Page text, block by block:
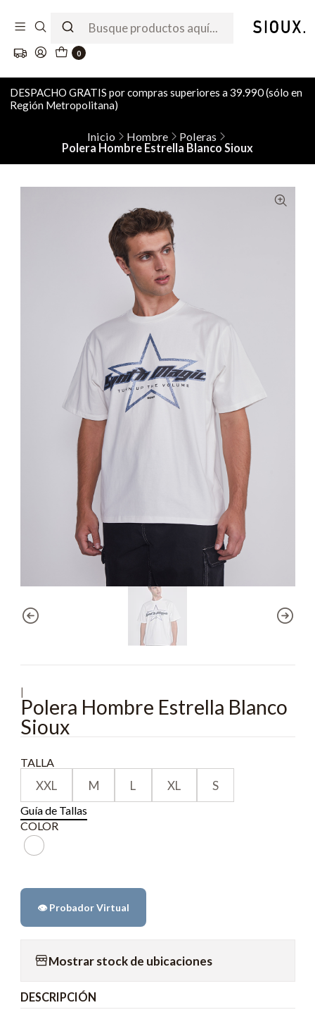
0
DESPACHO GRATIS por compras superiores a 39.990 (sólo en
Región Metropolitana)
Inicio Hombre
Poleras
Polera Hombre Estrella Blanco Sioux
|
Polera Hombre Estrella Blanco
Sioux
TALLA
XXL M L XL S
Guía de Tallas
COLOR
👁️ Probador Virtual
Mostrar stock de ubicaciones
DESCRIPCIÓN